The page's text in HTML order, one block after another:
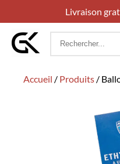
Livraison
Rechercher
Accueil / Produits /